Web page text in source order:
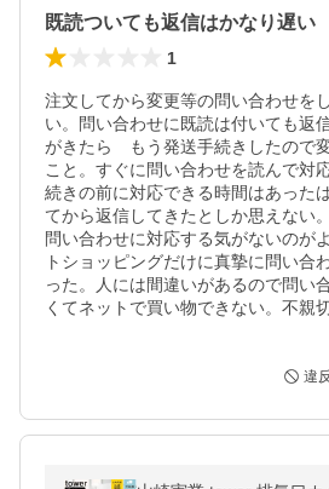
既読ついても返信はかなり遅い
1
注文してから変更等の問い合わせを
い。問い合わせに既読は付いても返
がきたら　もう発送手続きしたので
こと。すぐに問い合わせを読んで対
続きの前に対応できる時間はあった
てから返信してきたとしか思えない。
問い合わせに対応する気がないのが
トショッピングだけに真摯に問い合
った。人には間違いがあるので問い
くてネットで買い物できない。不親
違